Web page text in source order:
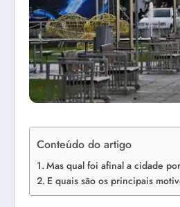
Conteúdo do artigo
Mas qual foi afinal a cidade
E quais são os principais